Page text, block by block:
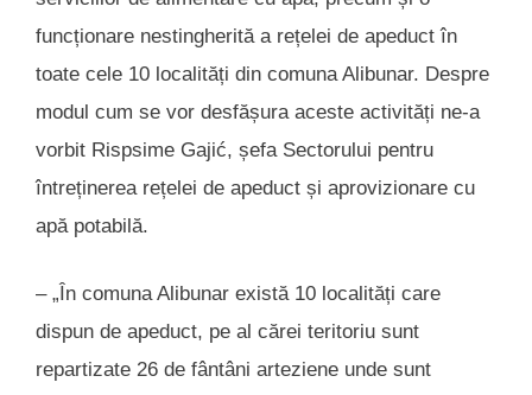
funcționare nestingherită a rețelei de apeduct în
toate cele 10 localități din comuna Alibunar. Despre
modul cum se vor desfășura aceste activități ne-a
vorbit Rispsime Gajić, șefa Sectorului pentru
întreținerea rețelei de apeduct și aprovizionare cu
apă potabilă.
– „În comuna Alibunar există 10 localități care
dispun de apeduct, pe al cărei teritoriu sunt
repartizate 26 de fântâni arteziene unde sunt